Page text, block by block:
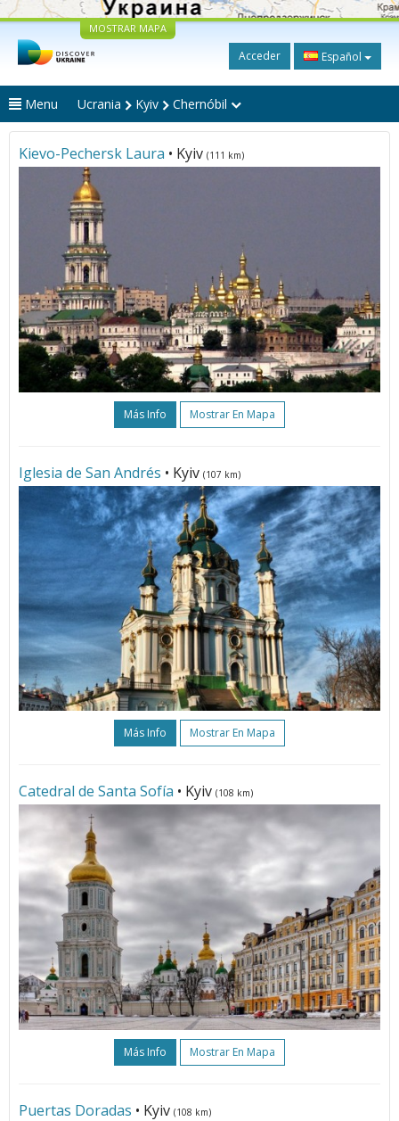
MOSTRAR MAPA
Acceder Español
Menu Ucrania Kyiv Chernóbil
Kievo-Pechersk Laura • Kyiv (111 km)
Más Info Mostrar En Mapa
Iglesia de San Andrés • Kyiv (107 km)
Más Info Mostrar En Mapa
Catedral de Santa Sofía • Kyiv (108 km)
Más Info Mostrar En Mapa
Puertas Doradas • Kyiv (108 km)